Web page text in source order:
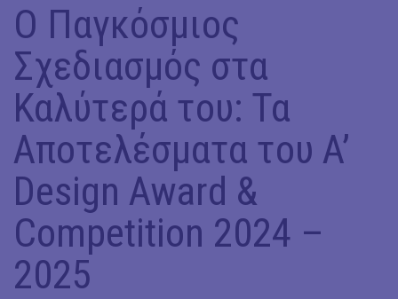
Ο Παγκόσμιος
Σχεδιασμός στα
Καλύτερά του: Τα
Αποτελέσματα του A’
Design Award &
Competition 2024 –
2025